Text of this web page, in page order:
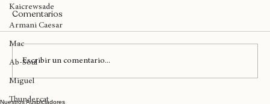
Ariana Grande
Kaicrewsade
Armani Caesar
Mac
Ab-Soul
Miguel
Comentarios
Escribir un comentario...